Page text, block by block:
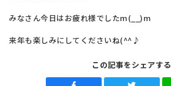
みなさん今日はお疲れ様でしたm(__)m
来年も楽しみにしてくださいね(^^♪
この記事をシェアする